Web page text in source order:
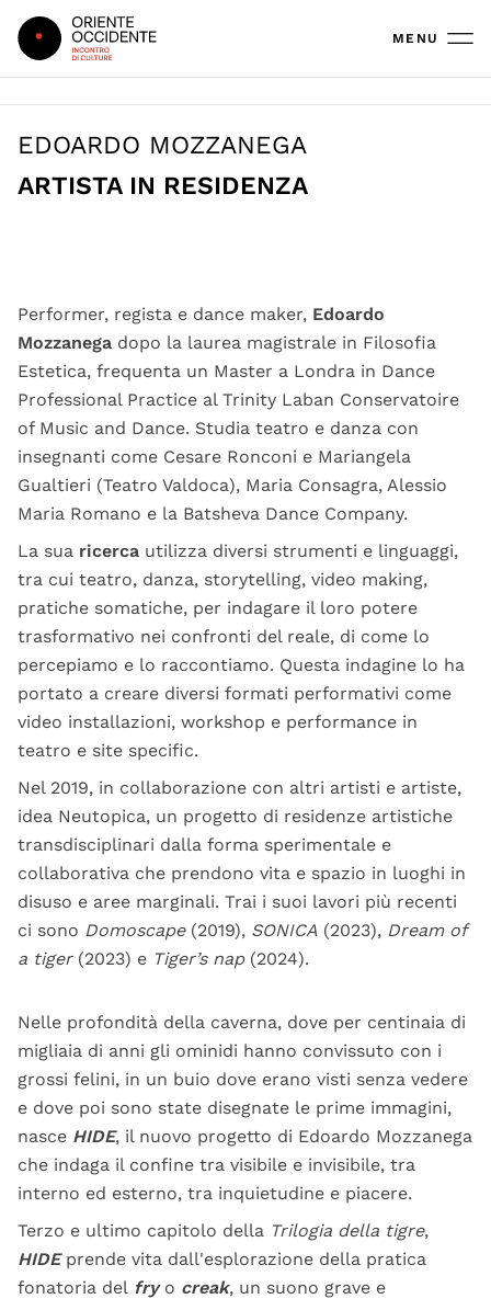
Oriente Occidente MENU
EDOARDO MOZZANEGA
ARTISTA IN RESIDENZA
Performer, regista e dance maker, Edoardo
Mozzanega dopo la laurea magistrale in Filosofia
Estetica, frequenta un Master a Londra in Dance
Professional Practice al Trinity Laban Conservatoire
of Music and Dance. Studia teatro e danza con
insegnanti come Cesare Ronconi e Mariangela
Gualtieri (Teatro Valdoca), Maria Consagra, Alessio
Maria Romano e la Batsheva Dance Company.
La sua ricerca utilizza diversi strumenti e linguaggi,
tra cui teatro, danza, storytelling, video making,
pratiche somatiche, per indagare il loro potere
trasformativo nei confronti del reale, di come lo
percepiamo e lo raccontiamo. Questa indagine lo ha
portato a creare diversi formati performativi come
video installazioni, workshop e performance in
teatro e site specific.
Nel 2019, in collaborazione con altri artisti e artiste,
idea Neutopica, un progetto di residenze artistiche
transdisciplinari dalla forma sperimentale e
collaborativa che prendono vita e spazio in luoghi in
disuso e aree marginali. Trai i suoi lavori più recenti
ci sono Domoscape(2019), SONICA (2023), Dream of
a tiger(2023) e Tiger’s nap(2024).
Nelle profondità della caverna, dove per centinaia di
migliaia di anni gli ominidi hanno convissuto con i
grossi felini, in un buio dove erano visti senza vedere
e dove poi sono state disegnate le prime immagini,
nasce HIDE, il nuovo progetto di Edoardo Mozzanega
che indaga il confine tra visibile e invisibile, tra
interno ed esterno, tra inquietudine e piacere.
Terzo e ultimo capitolo della Trilogia della tigre,
HIDEprende vita dall'esplorazione della pratica
fonatoria del fry o creak, un suono grave e